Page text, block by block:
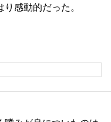
感動的だった。